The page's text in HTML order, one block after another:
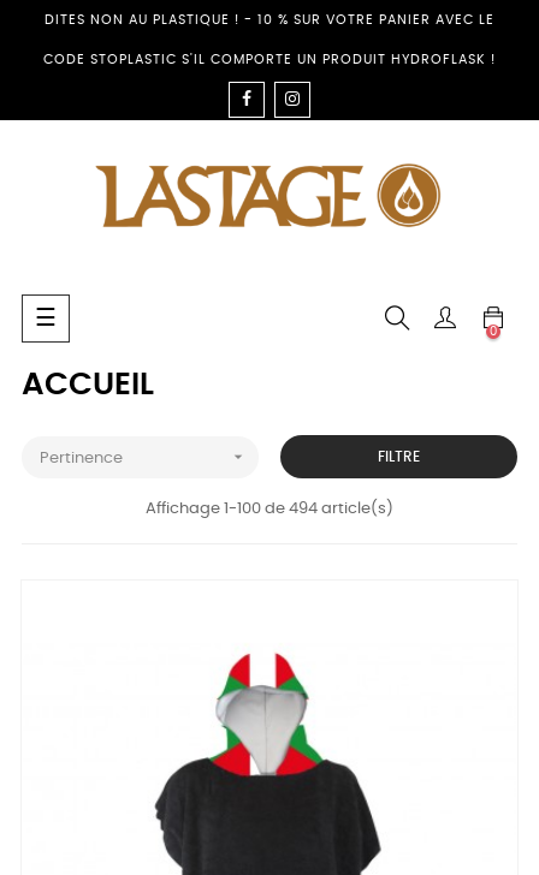
DITES NON AU PLASTIQUE ! - 10 % SUR VOTRE PANIER AVEC LE
CODE STOPLASTIC S'IL COMPORTE UN PRODUIT HYDROFLASK !
FACEBOOK
Basculer
la
☰
0
ACCUEIL
Pertinence  FILTRE
Affichage 1-100 de 494 article(s)